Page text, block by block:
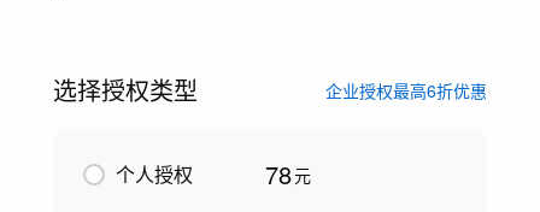
选择授权类型 企业授权最高6折优惠
个人授权 78元